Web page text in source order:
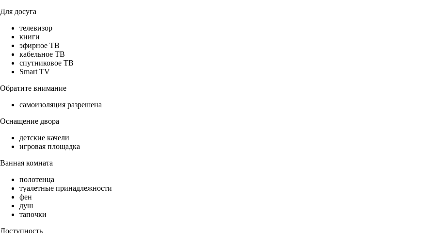
Для досуга
телевизор
книги
эфирное ТВ
кабельное ТВ
спутниковое ТВ
Smart TV
Обратите внимание
самоизоляция разрешена
Оснащение двора
детские качели
игровая площадка
Ванная комната
полотенца
туалетные принадлежности
фен
душ
тапочки
Доступность